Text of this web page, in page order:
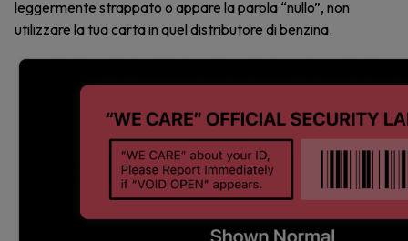
leggermente strappato o appare la parola “nullo”, non
utilizzare la tua carta in quel distributore di benzina.